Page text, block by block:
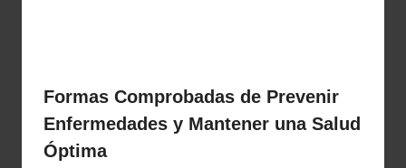
Formas Comprobadas de Prevenir
Enfermedades y Mantener una Salud
Óptima